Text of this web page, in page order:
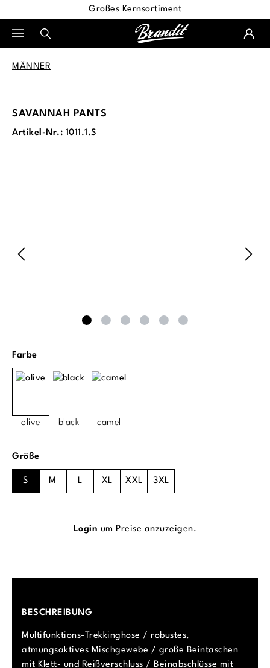
Großes Kernsortiment
MÄNNER
SAVANNAH PANTS
Artikel-Nr.: 1011.1.S
Farbeauswählen
olive black camel
Größeauswählen
S M L XL XXL 3XL
Login um Preise anzuzeigen.
BESCHREIBUNG
Multifunktions-Trekkinghose / robustes,
atmungsaktives Mischgewebe / große Beintaschen
mit Klett- und Reißverschluss / Beinabschlüsse mit